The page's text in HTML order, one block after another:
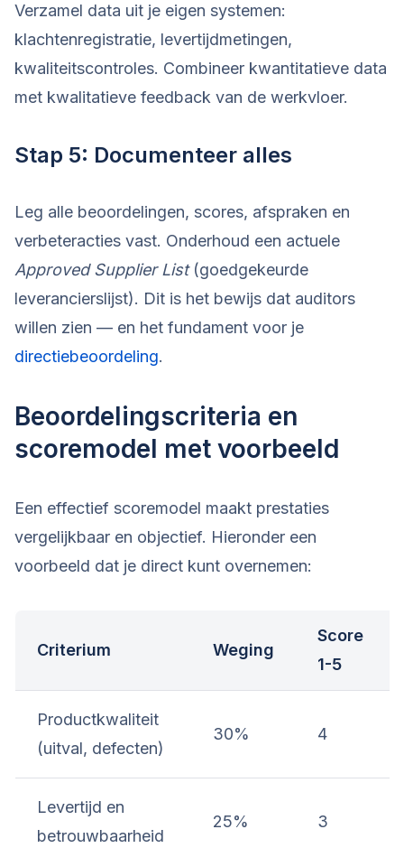
Verzamel data uit je eigen systemen:
klachtenregistratie, levertijdmetingen,
kwaliteitscontroles. Combineer kwantitatieve data
met kwalitatieve feedback van de werkvloer.
Stap 5: Documenteer alles
Leg alle beoordelingen, scores, afspraken en
verbeteracties vast. Onderhoud een actuele
Approved Supplier List(goedgekeurde
leverancierslijst). Dit is het bewijs dat auditors
willen zien — en het fundament voor je
directiebeoordeling.
Beoordelingscriteria en
scoremodel met voorbeeld
Een effectief scoremodel maakt prestaties
vergelijkbaar en objectief. Hieronder een
voorbeeld dat je direct kunt overnemen:
Criterium Weging
Score
1-5
Productkwaliteit
(uitval, defecten)
30% 4
Levertijd en
betrouwbaarheid
25% 3